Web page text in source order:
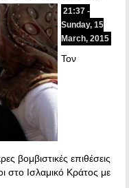
21:37 -
Sunday, 15
March, 2015
Τον
βομβιστικές επιθέσεις
στο Ισλαμικό Κράτος με